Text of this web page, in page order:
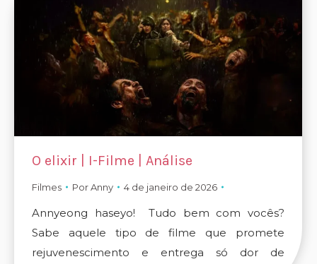
O elixir | I-Filme | Análise
Filmes PorAnny 4 de janeiro de 2026
Annyeong haseyo! Tudo bem com vocês?
Sabe aquele tipo de filme que promete
rejuvenescimento e entrega só dor de